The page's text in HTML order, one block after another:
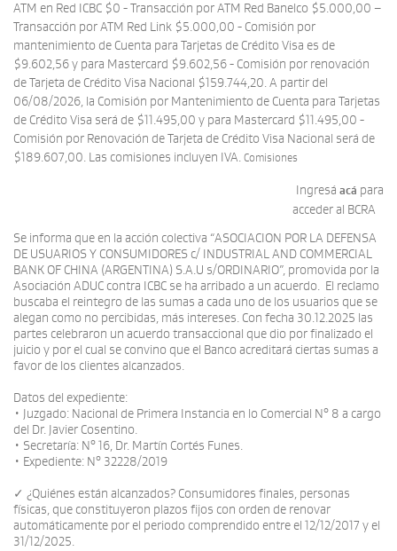
ATM en Red ICBC $0 - Transacción por ATM Red Banelco $5.000,00 –
Transacción por ATM Red Link $5.000,00 - Comisión por
mantenimiento de Cuenta para Tarjetas de Crédito Visa es de
$9.602,56 y para Mastercard $9.602,56 - Comisión por renovación
de Tarjeta de Crédito Visa Nacional $159.744,20. A partir del
06/08/2026, la Comisión por Mantenimiento de Cuenta para Tarjetas
de Crédito Visa será de $11.495,00 y para Mastercard $11.495,00 -
Comisión por Renovación de Tarjeta de Crédito Visa Nacional será de
$189.607,00. Las comisiones incluyen IVA. Comisiones
Ingresá acá para
acceder al BCRA
Se informa que en la acción colectiva “ASOCIACION POR LA DEFENSA
DE USUARIOS Y CONSUMIDORES c/ INDUSTRIAL AND COMMERCIAL
BANK OF CHINA (ARGENTINA) S.A.U s/ORDINARIO”, promovida por la
Asociación ADUC contra ICBC se ha arribado a un acuerdo. El reclamo
buscaba el reintegro de las sumas a cada uno de los usuarios que se
alegan como no percibidas, más intereses. Con fecha 30.12.2025 las
partes celebraron un acuerdo transaccional que dio por finalizado el
juicio y por el cual se convino que el Banco acreditará ciertas sumas a
favor de los clientes alcanzados.
Datos del expediente:
• Juzgado: Nacional de Primera Instancia en lo Comercial N° 8 a cargo
del Dr. Javier Cosentino.
• Secretaría: N° 16, Dr. Martín Cortés Funes.
• Expediente: N° 32228/2019
✓ ¿Quiénes están alcanzados? Consumidores finales, personas
físicas, que constituyeron plazos fijos con orden de renovar
automáticamente por el periodo comprendido entre el 12/12/2017 y el
31/12/2025.